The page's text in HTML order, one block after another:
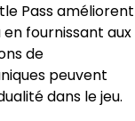
Pass améliorent
fournissant aux
de
peuvent
dans le jeu.